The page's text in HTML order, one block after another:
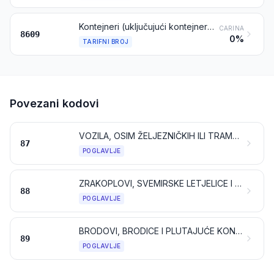
8609
Kontejneri (uključujući kontejnere za prijevoz tekućina), posebno konstruirani i opremljeni za jednu ili više vrsta transporta
TARIFNI BROJ
CARINA
0%
Povezani kodovi
87
VOZILA, OSIM ŽELJEZNIČKIH ILI TRAMVAJSKIH VOZILA, NJIHOVI DIJELOVI I PRIBOR
POGLAVLJE
88
ZRAKOPLOVI, SVEMIRSKE LETJELICE I NJIHOVI DIJELOVI
POGLAVLJE
89
BRODOVI, BRODICE I PLUTAJUĆE KONSTRUKCIJE
POGLAVLJE